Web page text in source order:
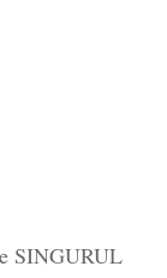
SINGURUL